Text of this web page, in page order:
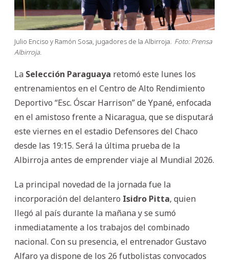
Julio Enciso y Ramón Sosa, jugadores de la Albirroja. Foto: Prensa
Albirroja.
La Selección Paraguaya retomó este lunes los
entrenamientos en el Centro de Alto Rendimiento
Deportivo “Esc. Óscar Harrison” de Ypané, enfocada
en el amistoso frente a Nicaragua, que se disputará
este viernes en el estadio Defensores del Chaco
desde las 19:15. Será la última prueba de la
Albirroja antes de emprender viaje al Mundial 2026.
La principal novedad de la jornada fue la
incorporación del delantero Isidro Pitta, quien
llegó al país durante la mañana y se sumó
inmediatamente a los trabajos del combinado
nacional. Con su presencia, el entrenador Gustavo
Alfaro ya dispone de los 26 futbolistas convocados